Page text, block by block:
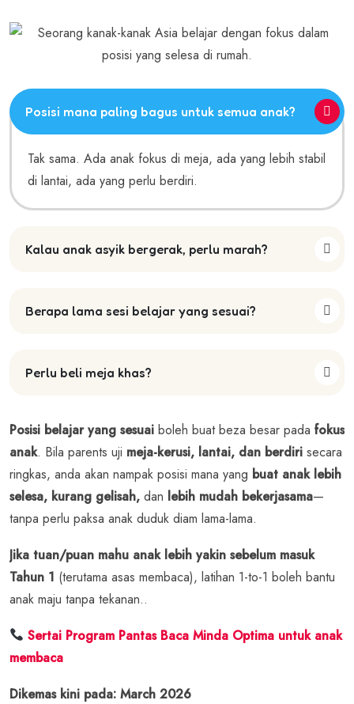
Posisi mana paling bagus untuk semua anak?
Tak sama. Ada anak fokus di meja, ada yang lebih stabil
di lantai, ada yang perlu berdiri.
Kalau anak asyik bergerak, perlu marah?
Berapa lama sesi belajar yang sesuai?
Perlu beli meja khas?
Posisi belajar yang sesuai boleh buat beza besar pada fokus
anak. Bila parents uji meja-kerusi, lantai, dan berdiri secara
ringkas, anda akan nampak posisi mana yang buat anak lebih
selesa, kurang gelisah, dan lebih mudah bekerjasama—
tanpa perlu paksa anak duduk diam lama-lama.
Jika tuan/puan mahu anak lebih yakin sebelum masuk
Tahun 1 (terutama asas membaca), latihan 1-to-1 boleh bantu
anak maju tanpa tekanan..
Sertai Program Pantas Baca Minda Optima untuk anak
membaca
Dikemas kini pada: March 2026